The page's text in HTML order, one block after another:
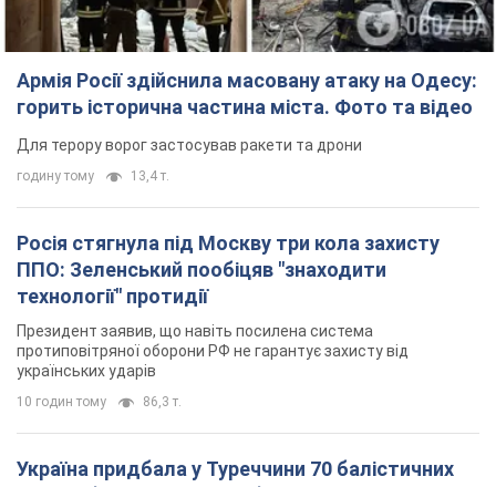
Армія Росії здійснила масовану атаку на Одесу:
горить історична частина міста. Фото та відео
Для терору ворог застосував ракети та дрони
годину тому 13,4 т.
Росія стягнула під Москву три кола захисту
ППО: Зеленський пообіцяв "знаходити
технології" протидії
Президент заявив, що навіть посилена система
протиповітряної оборони РФ не гарантує захисту від
українських ударів
10 годин тому 86,3 т.
Україна придбала у Туреччини 70 балістичних